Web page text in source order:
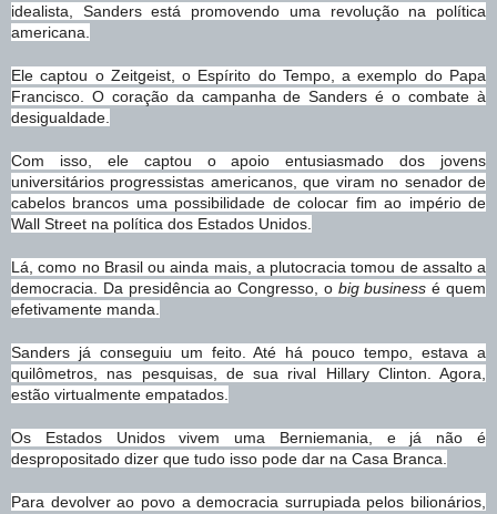
idealista, Sanders está promovendo uma revolução na política
americana.
Ele captou o Zeitgeist, o Espírito do Tempo, a exemplo do Papa
Francisco. O coração da campanha de Sanders é o combate à
desigualdade.
Com isso, ele captou o apoio entusiasmado dos jovens
universitários progressistas americanos, que viram no senador de
cabelos brancos uma possibilidade de colocar fim ao império de
Wall Street na política dos Estados Unidos.
Lá, como no Brasil ou ainda mais, a plutocracia tomou de assalto a
democracia. Da presidência ao Congresso, o big business é quem
efetivamente manda.
Sanders já conseguiu um feito. Até há pouco tempo, estava a
quilômetros, nas pesquisas, de sua rival Hillary Clinton. Agora,
estão virtualmente empatados.
Os Estados Unidos vivem uma Berniemania, e já não é
despropositado dizer que tudo isso pode dar na Casa Branca.
Para devolver ao povo a democracia surrupiada pelos bilionários,